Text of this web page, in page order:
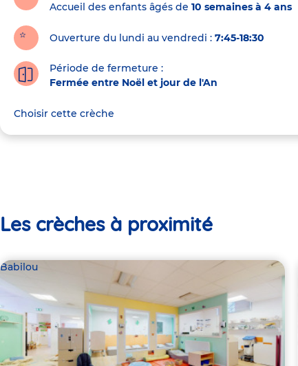
Accueil des enfants âgés de 10 semaines à 4 ans
Ouverture du lundi au vendredi : 7:45-18:30
Période de fermeture :
Fermée entre Noël et jour de l'An
Choisir cette crèche
Les crèches à proximité
Babilou